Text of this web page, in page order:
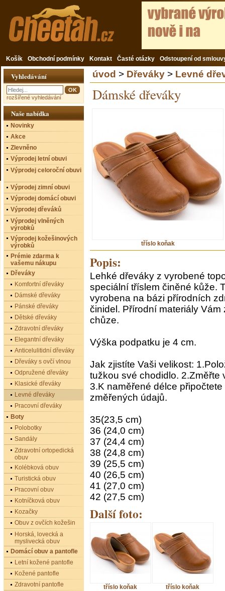
Košík Obchodní podmínky Kontakt Časté otázky Odstoupení od
úvod > Dřeváky > Levné
Dámské dřeváky
tříslo koňak
Popis:
Lehké dřeváky z vyrobené
speciální tříslem činěné kůže.
vyrobena na bázi přírodních
činidel. Přírodní materiály
chůze.
Výška podpatku je 4 cm.
Jak zjistíte Vaši velikost:
tužkou své chodidlo. 2.Změřte
3.K naměřené délce
změřených údajů.
35(23,5 cm)
36 (24,0 cm)
37 (24,4 cm)
38 (24,8 cm)
39 (25,5 cm)
40 (26,5 cm)
41 (27,0 cm)
42 (27,5 cm)
Další foto:
tříslo koňak tříslo koňak
Vyhledávání
rozšířené vyhledávání
Naše nabídka
Novinky
Akce
Zlevněno
Výprodej letní obuvi
Výprodej celoroční obuvi
Výprodej zimní obuvi
Výprodej domácí obuvi
Výprodej dřeváků
Výprodej vlněných
výrobků
Výprodej kožešinových
výrobků
Prémie zdarma k
vašemu nákupu
Dřeváky
Komfortní dřeváky
Dámské dřeváky
Pánské dřeváky
Dětské dřeváky
Zdravotní dřeváky
Elegantní dřeváky
Anticelulitidní dřeváky
Dřeváky s ovčí vlnou
Odpružené dřeváky
Klasické dřeváky
Levné dřeváky
Pracovní dřeváky
Boty
Polobotky
Sandály
Zdravotní ortopedická
obuv
Kolébková obuv
Turistická obuv
Pracovní obuv
Kotníčková obuv
Kozačky
Obuv z ovčích kožešin
Horská, lovecká a
myslivecká obuv
Domácí obuv a pantofle
Letní kožené pantofle
Kožené pantofle
Zdravotní pantofle